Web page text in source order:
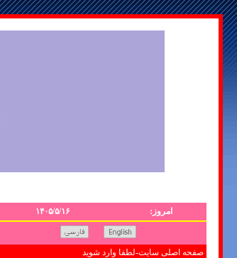
امروز: ۱۴۰۵/۵/۱۶
صفحه اصلی سایت-لطفا وارد شوید